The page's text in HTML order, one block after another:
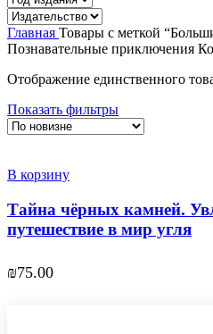
Главная Товары с меткой
Познавательные приключения
Отображение единственного
Показать фильтры
В корзину
Тайна чёрных камней.
путешествие в мир угля
₪75.00